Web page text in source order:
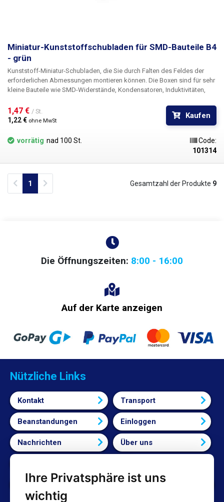
Ihre Privatsphäre ist uns
wichtig
Miniatur-Kunststoffschubladen für SMD-Bauteile B4
- grün
Kunststoff-Miniatur-Schubladen, die Sie durch Falten des Feldes der
erforderlichen Abmessungen montieren können. Die Boxen sind für sehr
kleine Bauteile wie SMD-Widerstände, Kondensatoren, Induktivitäten,
Grundbaustein ist eine Kunststoffschublade mit den Innenmaßen 120 ×
53 mm, auf deren Oberseite sich ein transparenter Deckel befindet, der
sich beim Abziehen des Schnabels durch eine Feder automatisch
öffnet.
1,47 € / St.
1,22 € ohne MwSt
Kaufen
vorrätig nad 100 St.
Code:
101314
Previous
1 Gesamtzahl der Produkte 9
Die Öffnungszeiten: 8:00 - 16:00
Auf der Karte anzeigen
Nützliche Links
Kontakt Transport
Beanstandungen Einloggen
Nachrichten Über uns
Cookie-Einstellungen bearbeiten